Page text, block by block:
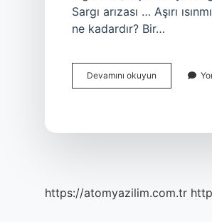
Sargı arızası … Aşırı
ne kadardır? Bir…
Devamını okuyun Trafonun
Bozuk
https://atomyazilim.com.tr